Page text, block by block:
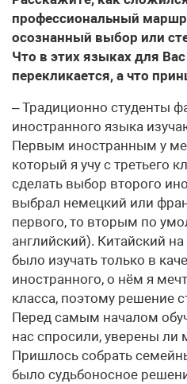
профессиональный
осознанный выбор или
Что в этих языках для Вас
перекликается, а что
– Традиционно студенты
иностранного языка
Первым иностранным у
который я учу с третьего
сделать выбор второго
выбрал немецкий или
первого, то вторым по
английский). Китайский
было изучать только в
иностранного, о нём я
класса, поэтому решение
Перед самым началом
нас спросили, уверены
Пришлось собрать
было судьбоносное